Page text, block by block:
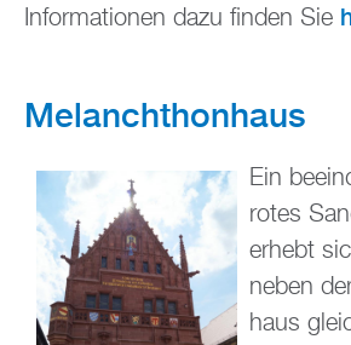
In­for­ma­tio­nen dazu fin­den Sie
Me­lan­chthon­haus
Ein
rotes
er­hebt
neben
haus